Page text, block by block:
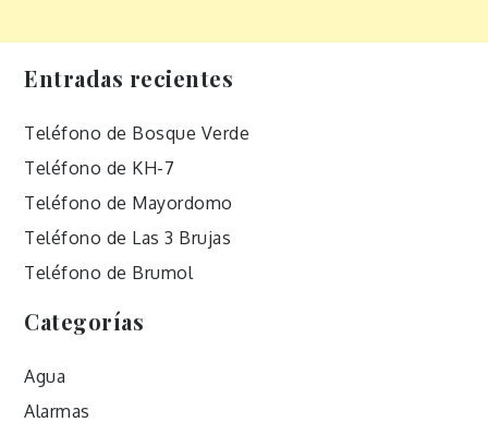
Entradas recientes
Teléfono de Bosque Verde
Teléfono de KH-7
Teléfono de Mayordomo
Teléfono de Las 3 Brujas
Teléfono de Brumol
Categorías
Agua
Alarmas